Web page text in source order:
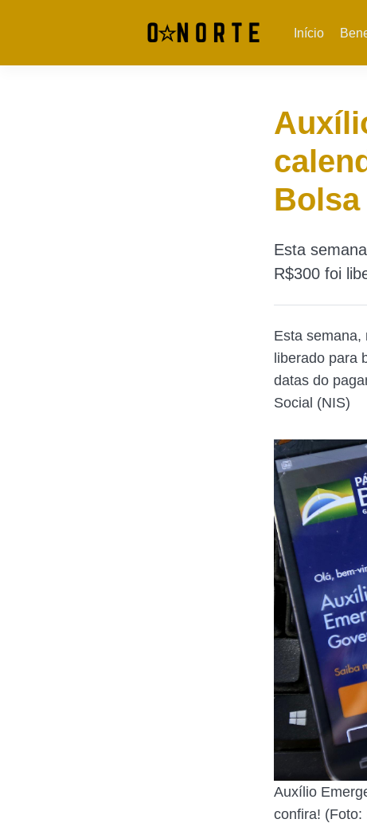
Início
Esta
R$300 foi
Esta semana,
liberado para
datas do
Social (NIS)
Auxílio
confira! (Foto: